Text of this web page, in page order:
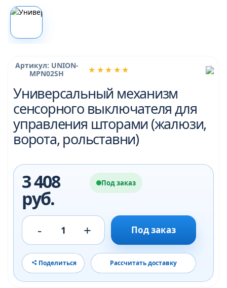
★★★★★
Артикул: UNION-
MPN02SH
Универсальный механизм
сенсорного выключателя для
управления шторами (жалюзи,
ворота, рольставни)
3 408
руб.
Под заказ
- 1 + Под заказ
Поделиться Рассчитать доставку